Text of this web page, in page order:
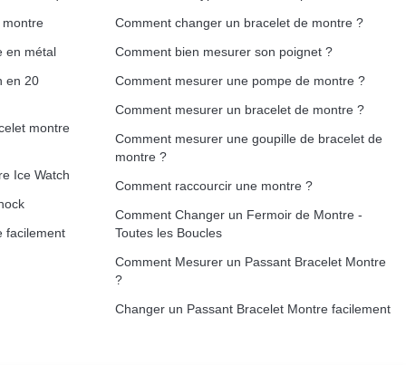
en métal
en 20
montre
Ice Watch
facilement
Comment changer un bracelet de montre ?
Comment bien mesurer son poignet ?
Comment mesurer une pompe de montre ?
Comment mesurer un bracelet de montre ?
Comment mesurer une goupille de bracelet de
montre ?
Comment raccourcir une montre ?
Comment Changer un Fermoir de Montre -
Toutes les Boucles
Comment Mesurer un Passant Bracelet Montre
?
Changer un Passant Bracelet Montre facilement